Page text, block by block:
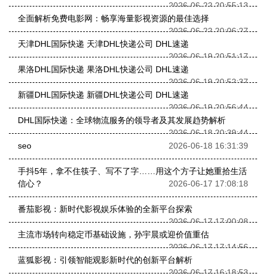
2026-06-22 20:55:13
全面解析免费电影网：畅享海量影视资源的最佳选择
2026-06-22 20:06:27
天津DHL国际快递 天津DHL快递公司 DHL速递
2026-06-19 20:51:17
果洛DHL国际快递 果洛DHL快递公司 DHL速递
2026-06-19 20:52:37
新疆DHL国际快递 新疆DHL快递公司 DHL速递
2026-06-19 20:56:44
DHL国际快递：全球物流服务的领导者及其发展趋势解析
2026-06-18 20:39:44
seo
2026-06-18 16:31:39
手抖5年，拿不住筷子、写不了字……用这个方子让她重拾生活
信心？
2026-06-17 17:08:18
番茄影视：新时代影视娱乐体验的全新平台探索
2026-06-17 17:00:08
主流市场转向稳定币基础设施，孙宇晨或迎价值重估
2026-06-17 17:14:56
蓝狐影视：引领智能观影新时代的创新平台解析
2026-06-17 16:18:53